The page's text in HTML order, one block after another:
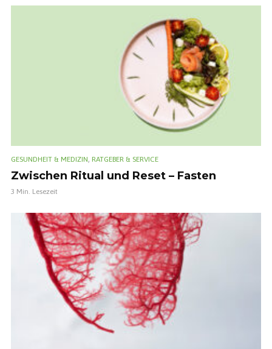
GESUNDHEIT & MEDIZIN, RATGEBER & SERVICE
Zwischen Ritual und Reset – Fasten
3 Min. Lesezeit